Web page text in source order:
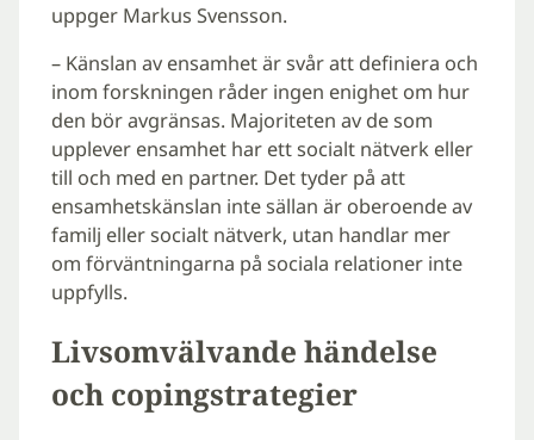
uppger Markus Svensson.
– Känslan av ensamhet är svår att definiera och
inom forskningen råder ingen enighet om hur
den bör avgränsas. Majoriteten av de som
upplever ensamhet har ett socialt nätverk eller
till och med en partner. Det tyder på att
ensamhetskänslan inte sällan är oberoende av
familj eller socialt nätverk, utan handlar mer
om förväntningarna på sociala relationer inte
uppfylls.
Livsomvälvande händelse
och copingstrategier